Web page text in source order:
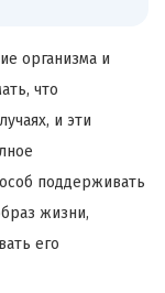
организма и
что
и эти
поддерживать
жизни,
его